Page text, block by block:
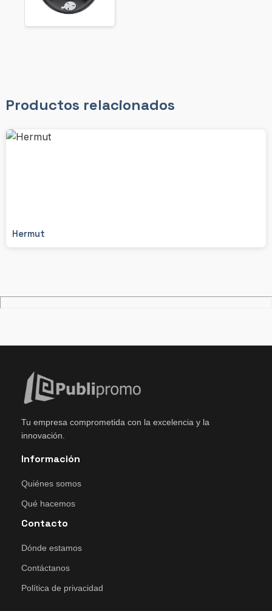
Productos relacionados
Hermut
Tu empresa comprometida con la excelencia y la
innovación.
Información
Quiénes somos
Qué hacemos
Contacto
Dónde estamos
Contáctanos
Política de privacidad